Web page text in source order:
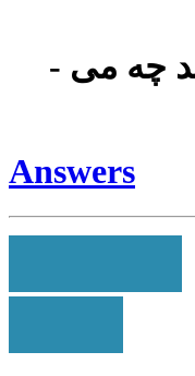
چه می
Answers